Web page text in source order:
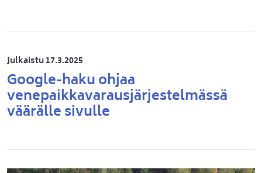
Julkaistu 17.3.2025
Google-haku ohjaa
venepaikkavarausjärjestelmässä
väärälle sivulle